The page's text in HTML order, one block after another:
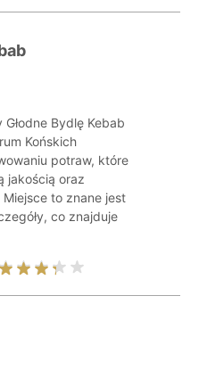
Bydlę Kebab
Końskich
potraw, które
jakością oraz
to znane jest
co znajduje